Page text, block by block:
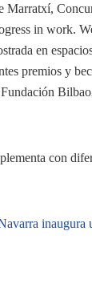
Marratxí,
in work.
en
premios y
con